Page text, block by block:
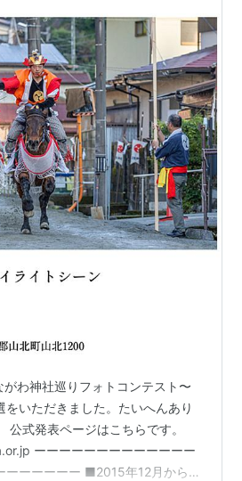
わ神社巡りフォトコンテスト〜
をいただきました。たいへんあり
公式発表ページはこちらです。
ーーーーーーーーーーーーー
ーーーーーー ■2015年12月から